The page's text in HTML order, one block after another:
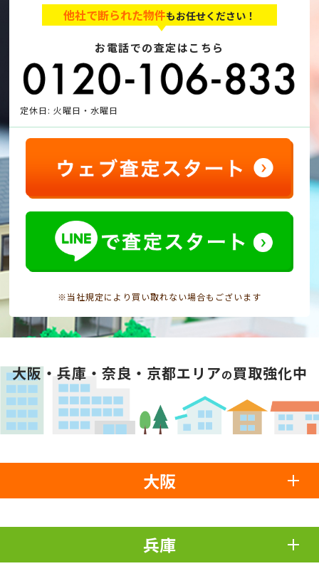
他社で断られた物件もお任せください！
お電話での査定はこちら
定休日: 火曜日・水曜日
※当社規定により買い取れない場合もございます
大阪・兵庫・奈良・京都エリアの買取強化中
大阪
兵庫